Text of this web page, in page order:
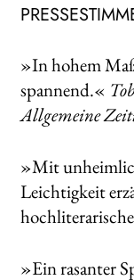
»In hohem
spannend.«
Allgemeine
»Mit
Leichtigkeit
»Ein rasanter